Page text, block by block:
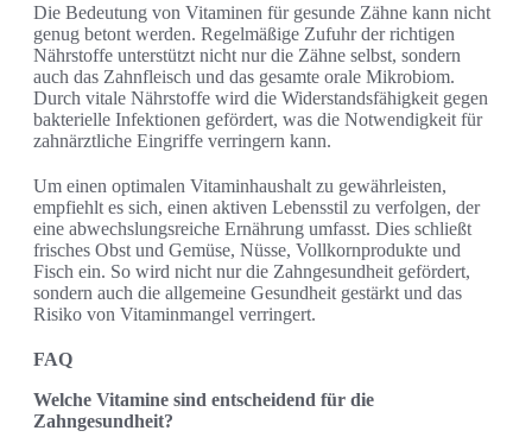
Die Bedeutung von Vitaminen für gesunde Zähne kann nicht
genug betont werden. Regelmäßige Zufuhr der richtigen
Nährstoffe unterstützt nicht nur die Zähne selbst, sondern
auch das Zahnfleisch und das gesamte orale Mikrobiom.
Durch vitale Nährstoffe wird die Widerstandsfähigkeit gegen
bakterielle Infektionen gefördert, was die Notwendigkeit für
zahnärztliche Eingriffe verringern kann.
Um einen optimalen Vitaminhaushalt zu gewährleisten,
empfiehlt es sich, einen aktiven Lebensstil zu verfolgen, der
eine abwechslungsreiche Ernährung umfasst. Dies schließt
frisches Obst und Gemüse, Nüsse, Vollkornprodukte und
Fisch ein. So wird nicht nur die Zahngesundheit gefördert,
sondern auch die allgemeine Gesundheit gestärkt und das
Risiko von Vitaminmangel verringert.
FAQ
Welche Vitamine sind entscheidend für die
Zahngesundheit?